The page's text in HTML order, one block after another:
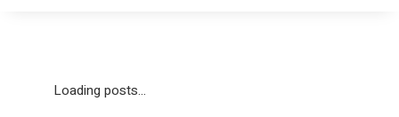
Loading posts...